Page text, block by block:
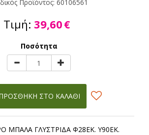
Προϊόντος: 60106561
Τιμή: 39,60€
Ποσότητα
ΣΤΟ ΚΑΛΆΘΙ
ΜΠΑΛΑ ΓΛΥΣΤΡΙΔΑ Φ28ΕΚ. Υ90ΕΚ.